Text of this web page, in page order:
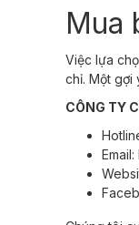
Mua
Việc lựa
chỉ. Một gợi
CÔNG TY